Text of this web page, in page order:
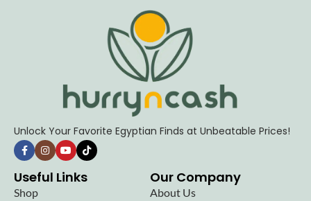
Unlock Your Favorite Egyptian Finds at Unbeatable Prices!
Useful Links
Shop
Our Company
About Us